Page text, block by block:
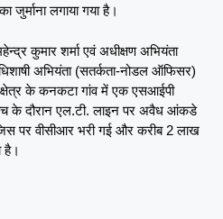
लगाया गया है।
कुमार शर्मा एवं अधीक्षण अभियंता
अभियंता (सतर्कता-नोडल ऑफिसर)
क्षेत्र के कनकटा गांव में एक एसआईपी
के दौरान एल.टी. लाइन पर अवैध आंकडे
पर वीसीआर भरी गई और करीब 2 लाख
है।